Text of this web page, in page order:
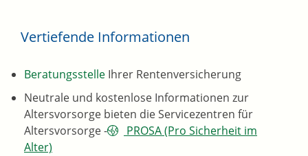
Vertiefende Informationen
Beratungsstelle Ihrer Rentenversicherung
Neutrale und kostenlose Informationen zur
Altersvorsorge bieten die Servicezentren für
Altersvorsorge -
PROSA (Pro Sicherheit im
Alter)